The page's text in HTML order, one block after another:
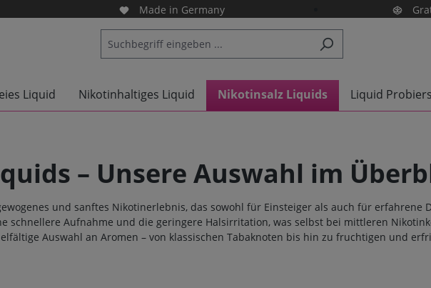
Made in Germany
Liquid Nikotinhaltiges Liquid Nikotinsalz Liquids Liquid
– Unsere Auswahl im
und sanftes Nikotinerlebnis, das sowohl für Einsteiger als auch für erfahrene
schnellere Aufnahme und die geringere Halsirritation, was selbst bei mittleren
Auswahl an Aromen – von klassischen Tabaknoten bis hin zu fruchtigen und